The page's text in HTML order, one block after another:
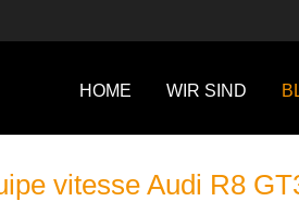
HOME WIR SIND
vitesse Audi R8